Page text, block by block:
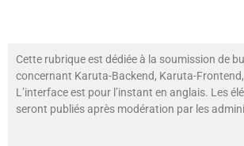
Cette rubrique est dédiée à la soumission de
concernant Karuta-Backend, Karuta-Frontend,
L’interface est pour l’instant en anglais. Les
seront publiés après modération par les